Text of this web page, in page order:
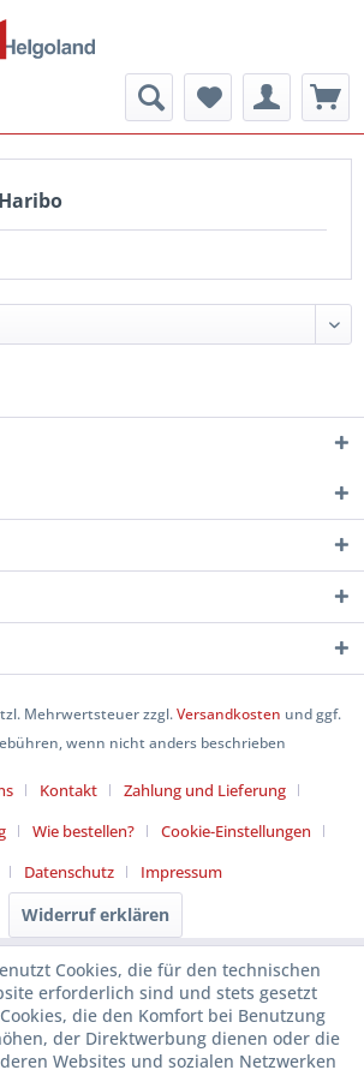
Mehrwertsteuer zzgl.Versandkosten und ggf.
wenn nicht anders beschrieben
Kontakt
Zahlung und Lieferung
Wie bestellen?
Cookie-Einstellungen
Datenschutz Impressum
Widerruf erklären
Cookies, die für den technischen
erforderlich sind und stets gesetzt
die den Komfort bei Benutzung
der Direktwerbung dienen oder die
Websites und sozialen Netzwerken